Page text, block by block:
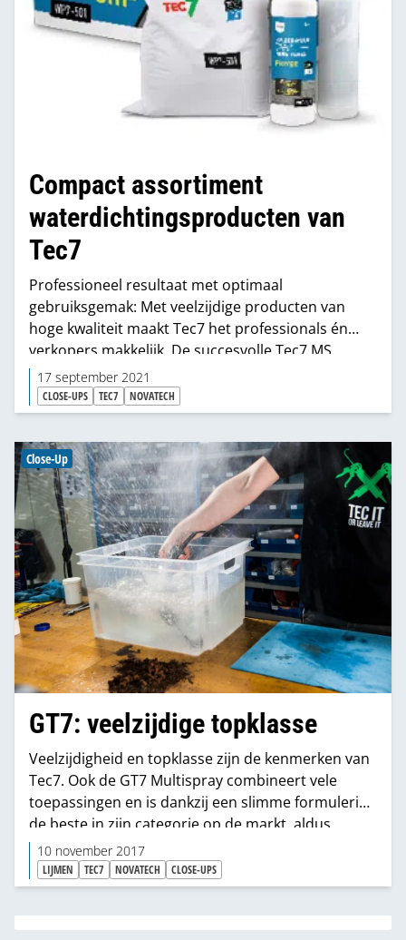
Compact assortiment
waterdichtingsproducten van
Tec7
Professioneel resultaat met optimaal
gebruiksgemak: Met veelzijdige producten van
hoge kwaliteit maakt Tec7 het professionals én
verkopers makkelijk. De succesvolle Tec7 MS
polymeer-lijmkit is daar een voorbeeld van. Voor
waterdichte oplossingen zijn de WP-7 producten
ontwikkeld. Met deze zeven producten kun je een
dak, muur of kelder professioneel waterdicht
maken.
17 september 2021
CLOSE-UPS TEC7 NOVATECH
Close-Up
GT7: veelzijdige topklasse
Veelzijdigheid en topklasse zijn de kenmerken van
Tec7. Ook de GT7 Multispray combineert vele
toepassingen en is dankzij een slimme formulering
de beste in zijn categorie op de markt, aldus
innovatiemanager Bram Starckx. Het gevolg van
R&D vanuit techniek en toepassingen en vanuit de
E3-gedachte.
10 november 2017
LIJMEN TEC7 NOVATECH CLOSE-UPS